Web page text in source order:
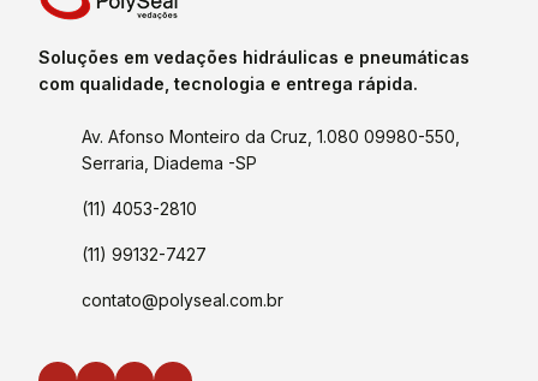
Soluções em vedações hidráulicas e pneumáticas
com qualidade, tecnologia e entrega rápida.
Av. Afonso Monteiro da Cruz, 1.080 09980-550,
Serraria, Diadema -SP
(11) 4053-2810
(11) 99132-7427
contato@polyseal.com.br